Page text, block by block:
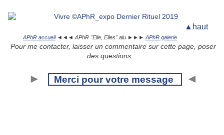
▲haut
APhR accueil◄◄◄ APhR "Elle, Elles" alu ►►► APhR galerie
Pour me contacter, laisser un commentaire sur cette page, poser
des questions...
► Merci pour votre message ◄